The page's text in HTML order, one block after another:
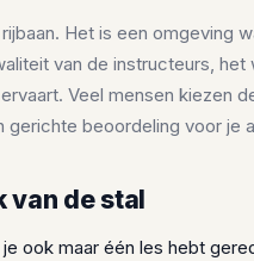
Het is een omgeving
van de instructeurs,
Veel mensen kiezen
gerichte beoordeling voor je
van de stal
ook maar één les hebt